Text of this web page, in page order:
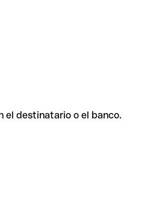
el destinatario o el banco.